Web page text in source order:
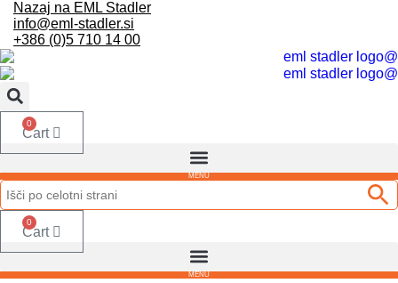
Nazaj na EML Stadler
info@eml-stadler.si
+386 (0)5 710 14 00
0
Cart
0
Cart